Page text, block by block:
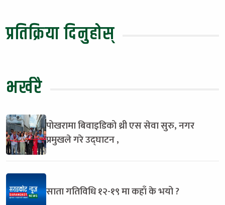
प्रतिक्रिया दिनुहोस्
भर्खरै
पोखरामा बिवाइडिको थ्री एस सेवा सुरु, नगर
प्रमुखले गरे उद्घाटन ,
साता गतिविधि १२-१९ मा कहाँ के भयो ?